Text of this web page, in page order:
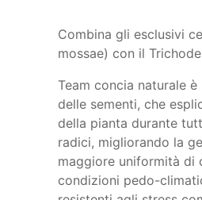
Combina gli esclusivi
mossae) con il
Team concia naturale
delle sementi, che
della pianta durante
radici, migliorando la
maggiore uniformità di
condizioni pedo-